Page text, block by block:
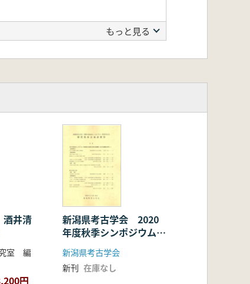
代の始まり
墳丘に関する復元
塚古墳についての試
もっと見る
井清
究室 編
円
新潟県考古学会 2020
年度秋季シンポジウム・
第32回大会研究発表会
発表要旨
新潟県考古学会
新刊 在庫なし